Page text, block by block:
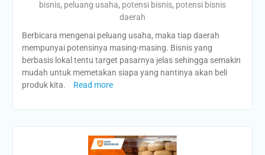
bisnis, peluang usaha, potensi bisnis, potensi bisnis
daerah
Berbicara mengenai peluang usaha, maka tiap daerah
mempunyai potensinya masing-masing. Bisnis yang
berbasis lokal tentu target pasarnya jelas sehingga semakin
mudah untuk memetakan siapa yang nantinya akan beli
produk kita.
Read more